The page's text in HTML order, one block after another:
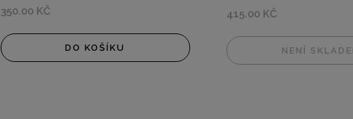
350.00 KČ
DO KOŠÍKU
415.00 KČ
NENÍ